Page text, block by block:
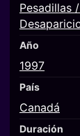
Pesadillas
Año
1997
País
Canadá
Duración